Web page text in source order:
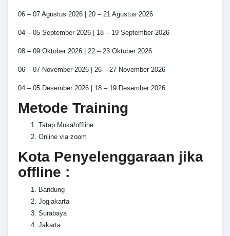
06 – 07 Agustus 2026 | 20 – 21 Agustus 2026
04 – 05 September 2026 | 18 – 19 September 2026
08 – 09 Oktober 2026 | 22 – 23 Oktober 2026
06 – 07 November 2026 | 26 – 27 November 2026
04 – 05 Desember 2026 | 18 – 19 Desember 2026
Metode Training
Tatap Muka/offline
Online via zoom
Kota Penyelenggaraan jika
offline :
Bandung
Jogjakarta
Surabaya
Jakarta